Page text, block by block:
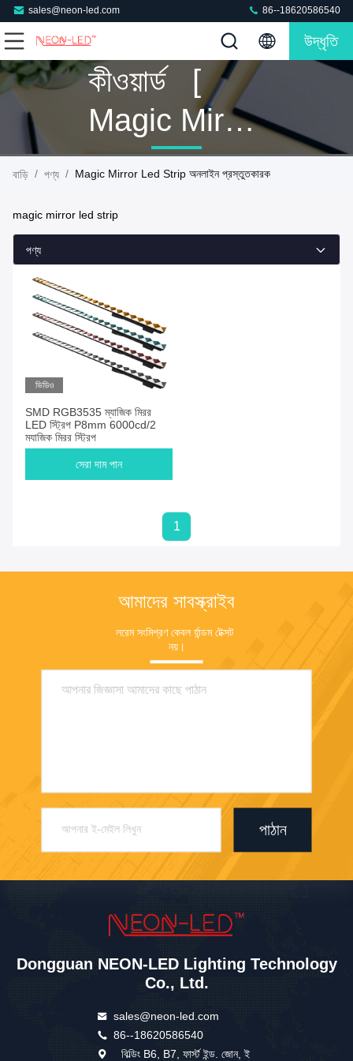
sales@neon-led.com 86--18620586540
উদ্ধৃতি
কীওয়ার্ড [
Magic Mirror
Led Strip ]
বাড়ি / পণ্য / Magic Mirror Led Strip অনলাইন প্রস্তুতকারক
magic mirror led strip
পণ্য
ভিডিও
SMD RGB3535 ম্যাজিক মিরর
LED স্ট্রিপ P8mm 6000cd/2
ম্যাজিক মিরর স্ট্রিপ
সেরা দাম পান
1
আমাদের সাবস্ক্রাইব
লরেম সংমিশ্রণ কেবল র্যান্ডম টেক্সট
নয়।
পাঠান
Dongguan NEON-LED Lighting Technology
Co., Ltd.
sales@neon-led.com
86--18620586540
বিল্ডিং B6, B7, ফার্স্ট ইন্ড. জোন, ই